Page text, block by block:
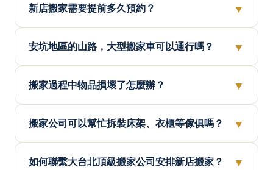
新店搬家需要提前多久預約？ ▼
安坑地區的山路，大型搬家車可以通行嗎？ ▼
搬家過程中物品損壞了怎麼辦？ ▼
搬家公司可以幫忙拆裝床架、衣櫃等傢俱嗎？ ▼
如何聯繫大台北頂級搬家公司安排新店搬家？ ▼